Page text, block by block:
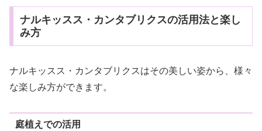
ナルキッスス・カンタブリクスの活用法と楽し
み方
ナルキッスス・カンタブリクスはその美しい姿から、様々
な楽しみ方ができます。
庭植えでの活用